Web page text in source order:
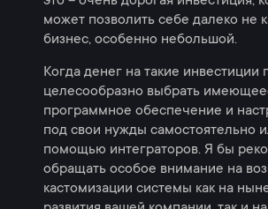
может позволить себе далеко не
бизнес, особенно небольшой.
Когда денег на такие инвестиции
целесообразно выбрать
программное обеспечение и
под свои нужды самостоятельно
помощью интеграторов. Я бы
обращать особое внимание на
кастомизации системы как на